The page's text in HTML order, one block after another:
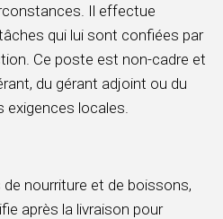
Il effectue
qui lui sont confiées par
Ce poste est non-cadre et
du gérant adjoint ou du
exigences locales.
nourriture et de boissons,
après la livraison pour